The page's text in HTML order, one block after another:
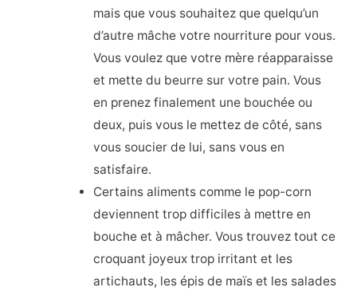
mais que vous souhaitez que quelqu’un
d’autre mâche votre nourriture pour vous.
Vous voulez que votre mère réapparaisse
et mette du beurre sur votre pain. Vous
en prenez finalement une bouchée ou
deux, puis vous le mettez de côté, sans
vous soucier de lui, sans vous en
satisfaire.
Certains aliments comme le pop-corn
deviennent trop difficiles à mettre en
bouche et à mâcher. Vous trouvez tout ce
croquant joyeux trop irritant et les
artichauts, les épis de maïs et les salades